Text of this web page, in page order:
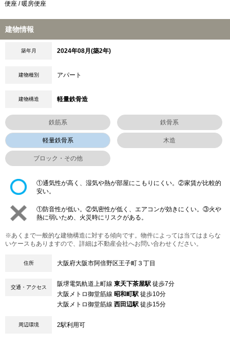
便座 / 暖房便座
建物情報
築年月 2024年08月(築2年)
建物種別 アパート
建物構造 軽量鉄骨造
鉄筋系 鉄骨系
軽量鉄骨系 木造
ブロック・その他
①通気性が高く、湿気や熱が部屋にこもりにくい。②家賃が比較的
安い。
①防音性が低い。②気密性が低く、エアコンが効きにくい。③火や
熱に弱いため、火災時にリスクがある。
※あくまで一般的な建物構造に対する傾向です。物件によっては当てはまらな
いケースもありますので、詳細は不動産会社へお問い合わせください。
住所 大阪府大阪市阿倍野区王子町３丁目
交通・アクセス 阪堺電気軌道上町線 東天下茶屋駅 徒歩7分
大阪メトロ御堂筋線 昭和町駅 徒歩10分
大阪メトロ御堂筋線 西田辺駅 徒歩15分
周辺環境 2駅利用可